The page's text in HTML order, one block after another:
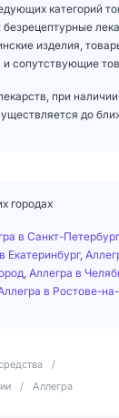
категорий
безрецептурные
изделия,
и сопутствующие
при
до
городах
в Санкт-Петербург
Екатеринбург,
Аллегра в
в Ростове-
/
/ Аллегра